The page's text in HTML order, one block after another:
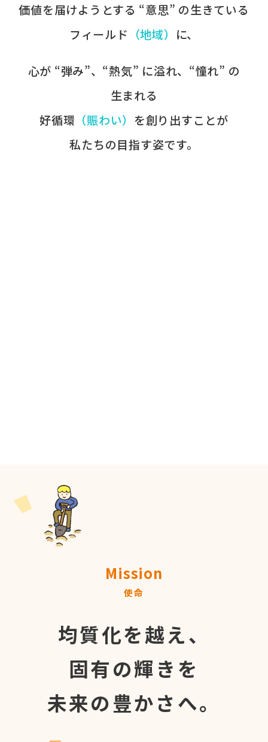
価値を​届けようとする​ “意思” の​生きている
フィールド ​（地域） に、​
心が​ “弾み”、​“熱気” に​溢れ、​“憧れ” の​
生まれる
好循環 ​（賑わい） を​創り出すことが
​私たちの​目指す姿です。​
Mission
使命
均質化を越え、
固有の輝きを
未来の豊かさへ。